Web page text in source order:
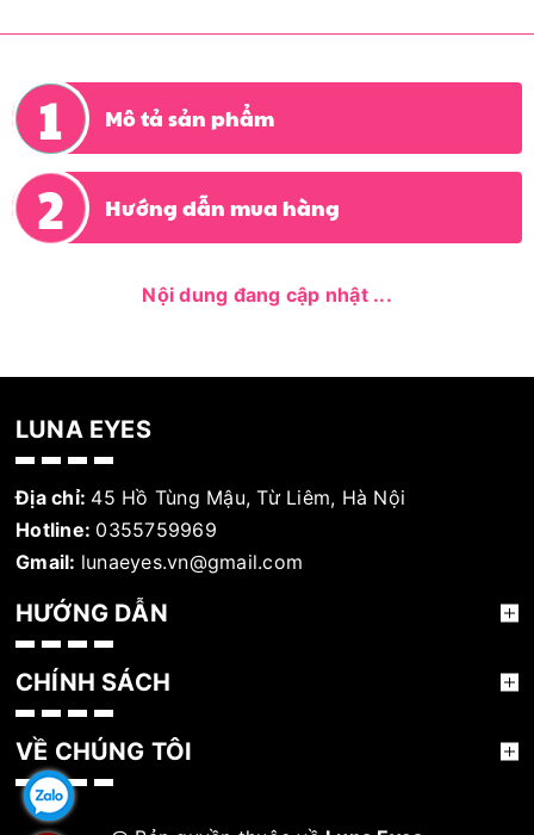
Mô tả sản phẩm
Hướng dẫn mua hàng
Nội dung đang cập nhật ...
LUNA EYES
Địa chỉ: 45 Hồ Tùng Mậu, Từ Liêm, Hà Nội
Hotline: 0355759969
Gmail: lunaeyes.vn@gmail.com
HƯỚNG DẪN
CHÍNH SÁCH
VỀ CHÚNG TÔI